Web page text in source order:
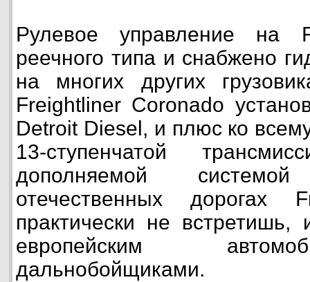
Рулевое управление на
реечного типа и снабжено
на многих других
Freightliner Coronado
Detroit Diesel, и плюс ко
13-ступенчатой
дополняемой
отечественных дорогах
практически не встретишь,
европейским
дальнобойщиками.